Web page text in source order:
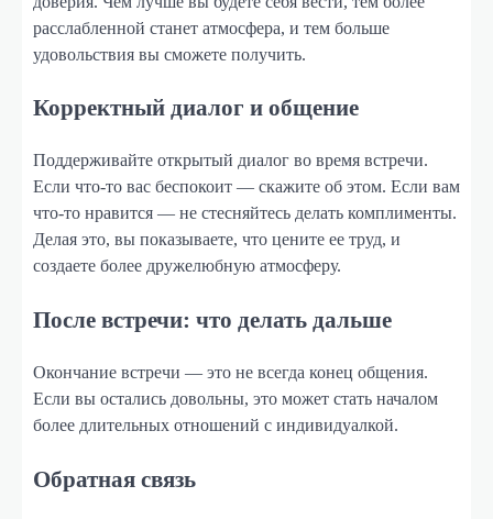
расслабленной станет атмосфера, и тем больше
удовольствия вы сможете получить.
Корректный диалог и общение
Поддерживайте открытый диалог во время встречи.
Если что-то вас беспокоит — скажите об этом. Если вам
что-то нравится — не стесняйтесь делать комплименты.
Делая это, вы показываете, что цените ее труд, и
создаете более дружелюбную атмосферу.
После встречи: что делать дальше
Окончание встречи — это не всегда конец общения.
Если вы остались довольны, это может стать началом
более длительных отношений с индивидуалкой.
Обратная связь